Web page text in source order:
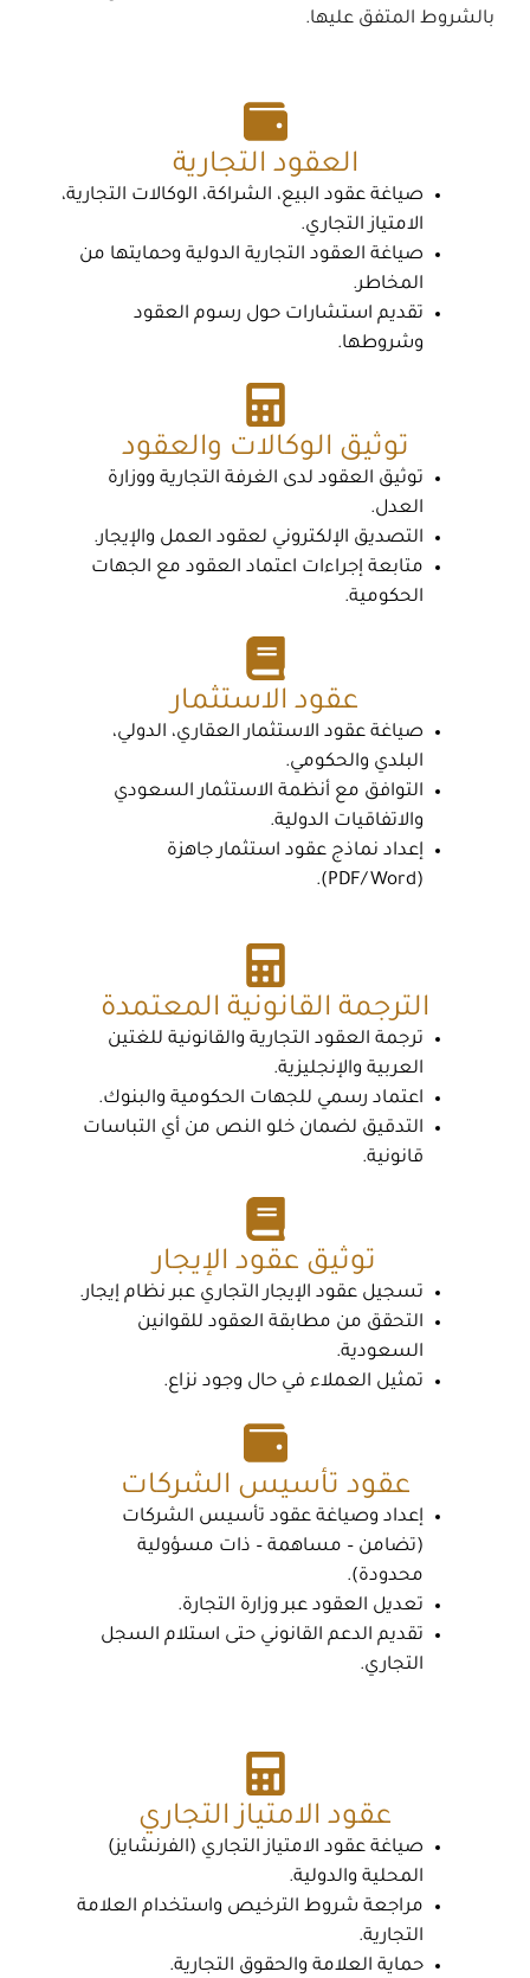
بالشروط المتفق عليها.
العقود التجارية
صياغة عقود البيع، الشراكة، الوكالات التجارية،
الامتياز التجاري.
صياغة العقود التجارية الدولية وحمايتها من
المخاطر.
تقديم استشارات حول رسوم العقود
وشروطها.
توثيق الوكالات والعقود
توثيق العقود لدى الغرفة التجارية ووزارة
العدل.
التصديق الإلكتروني لعقود العمل والإيجار.
متابعة إجراءات اعتماد العقود مع الجهات
الحكومية.
عقود الاستثمار
صياغة عقود الاستثمار العقاري، الدولي،
البلدي والحكومي.
التوافق مع أنظمة الاستثمار السعودي
والاتفاقيات الدولية.
إعداد نماذج عقود استثمار جاهزة
(PDF/Word).
الترجمة القانونية المعتمدة
ترجمة العقود التجارية والقانونية للغتين
العربية والإنجليزية.
اعتماد رسمي للجهات الحكومية والبنوك.
التدقيق لضمان خلو النص من أي التباسات
قانونية.
توثيق عقود الإيجار
تسجيل عقود الإيجار التجاري عبر نظام إيجار.
التحقق من مطابقة العقود للقوانين
السعودية.
تمثيل العملاء في حال وجود نزاع.
عقود تأسيس الشركات
إعداد وصياغة عقود تأسيس الشركات
(تضامن – مساهمة – ذات مسؤولية
محدودة).
تعديل العقود عبر وزارة التجارة.
تقديم الدعم القانوني حتى استلام السجل
التجاري.
عقود الامتياز التجاري
صياغة عقود الامتياز التجاري (الفرنشايز)
المحلية والدولية.
مراجعة شروط الترخيص واستخدام العلامة
التجارية.
حماية العلامة والحقوق التجارية.